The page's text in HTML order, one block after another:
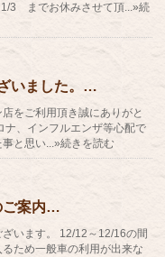
3 までお休みさせて頂...»続
いました。…
をご利用頂き誠にありがと
ナ、インフルエンザ等心配で
と思い...»続きを読む
ご案内…
います。 12/12～12/16の間
ため一般車の利用が出来な